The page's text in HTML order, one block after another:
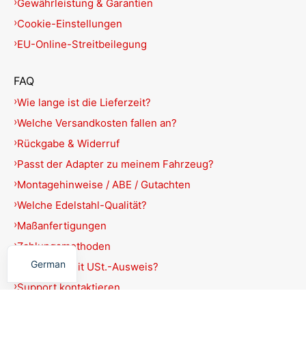
Gewährleistung & Garantien
Cookie-Einstellungen
EU-Online-Streitbeilegung
FAQ
Wie lange ist die Lieferzeit?
Welche Versandkosten fallen an?
Rückgabe & Widerruf
Passt der Adapter zu meinem Fahrzeug?
Montagehinweise / ABE / Gutachten
Welche Edelstahl-Qualität?
Maßanfertigungen
Zahlungsmethoden
Rechnung mit USt.-Ausweis?
Support kontaktieren
German
English